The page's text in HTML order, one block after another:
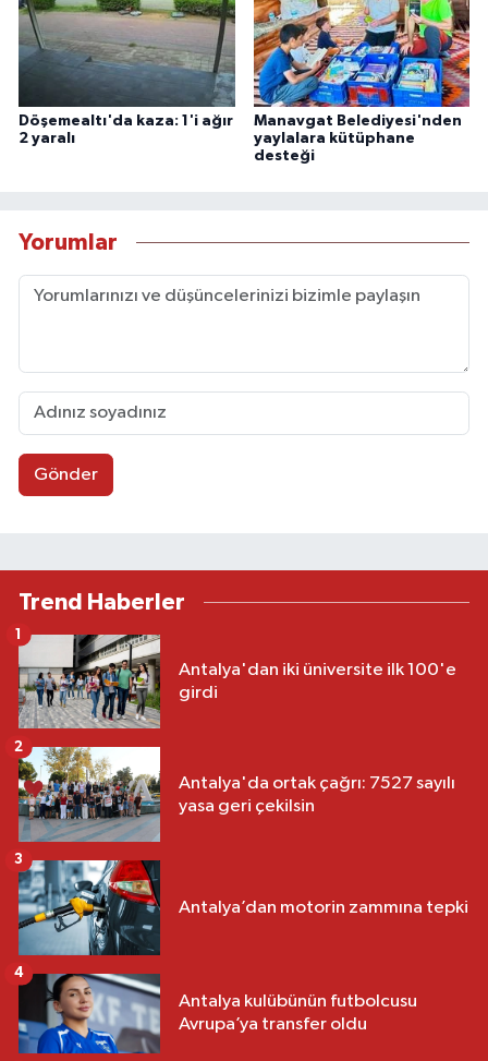
Döşemealtı'da kaza: 1'i ağır
2 yaralı
Manavgat Belediyesi'nden
yaylalara kütüphane
desteği
Yorumlar
Gönder
Trend Haberler
Antalya'dan iki üniversite ilk 100'e
girdi
1
Antalya'da ortak çağrı: 7527 sayılı
yasa geri çekilsin
2
Antalya’dan motorin zammına tepki
3
Antalya kulübünün futbolcusu
Avrupa’ya transfer oldu
4